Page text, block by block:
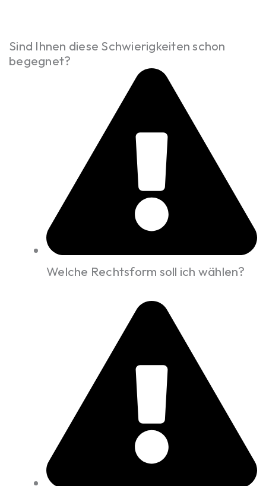
Sind Ihnen diese Schwierigkeiten schon
begegnet?
Welche Rechtsform soll ich wählen?